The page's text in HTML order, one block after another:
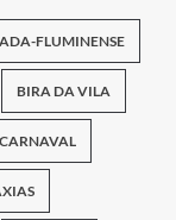
FLUMINENSE
BIRA DA VILA
CARNAVAL